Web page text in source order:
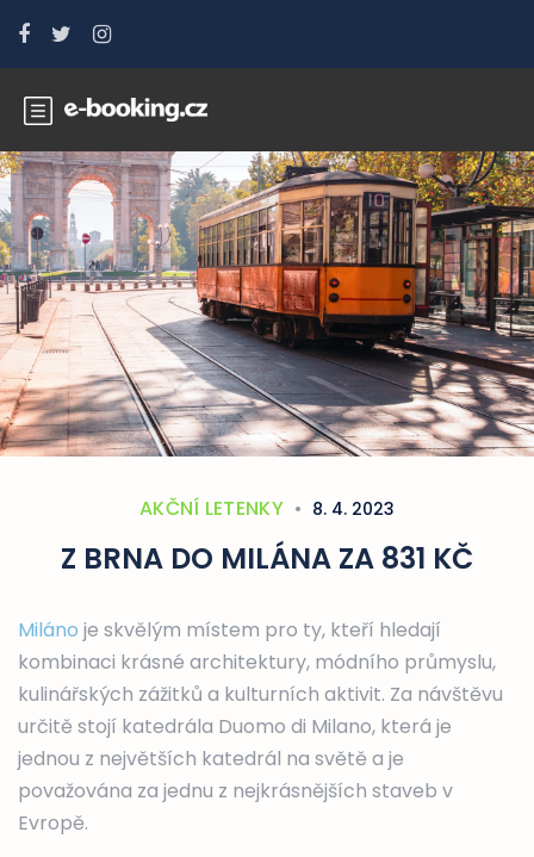
AKČNÍ LETENKY 8. 4. 2023
Z BRNA DO MILÁNA ZA 831 KČ
Miláno je skvělým místem pro ty, kteří hledají
kombinaci krásné architektury, módního průmyslu,
kulinářských zážitků a kulturních aktivit. Za návštěvu
určitě stojí katedrála Duomo di Milano, která je
jednou z největších katedrál na světě a je
považována za jednu z nejkrásnějších staveb v
Evropě.